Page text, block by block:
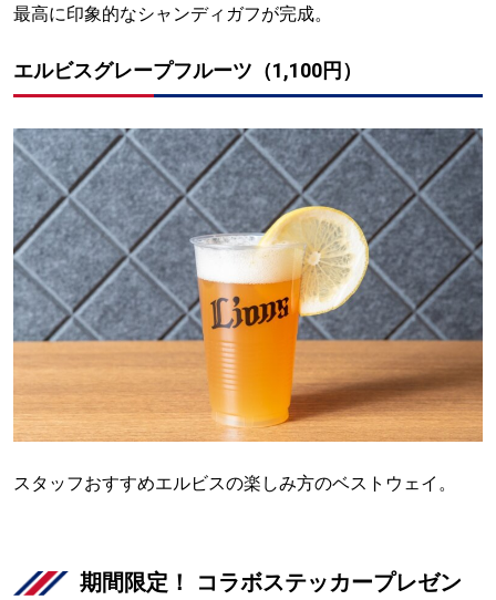
最高に印象的なシャンディガフが完成。
エルビスグレープフルーツ（1,100円）
スタッフおすすめエルビスの楽しみ方のベストウェイ。
期間限定！ コラボステッカープレゼン